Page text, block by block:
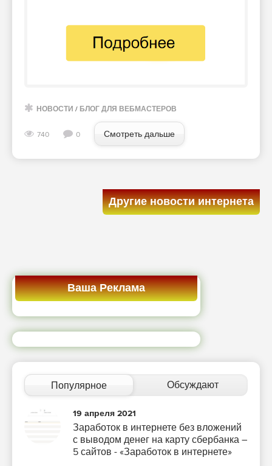
НОВОСТИ / БЛОГ ДЛЯ ВЕБМАСТЕРОВ
740 0 Смотреть дальше
Другие новости интернета
Ваша Реклама
Популярное Обсуждают
19 апреля 2021
Заработок в интернете без вложений
с выводом денег на карту сбербанка –
5 сайтов - «Заработок в интернете»